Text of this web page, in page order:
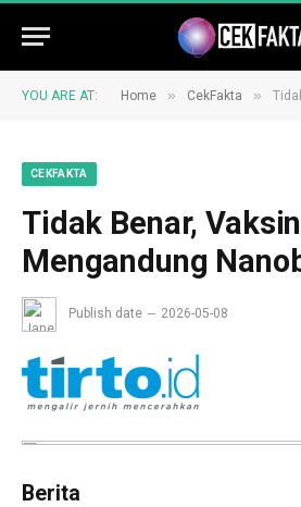
YOU ARE AT: Home » CekFakta » Tidak
CEKFAKTA
Tidak Benar,
Mengandung
Publish date 2026-05-08
Berita